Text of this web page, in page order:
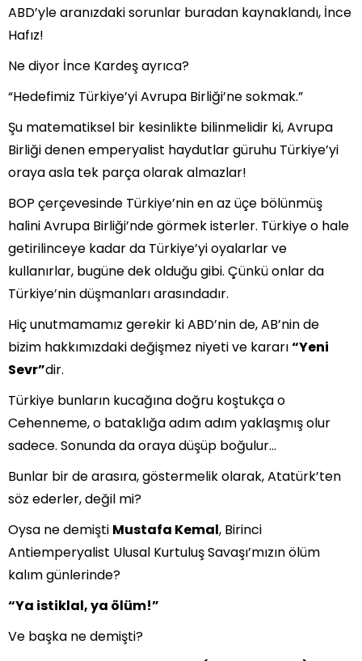
ABD’yle aranızdaki sorunlar buradan kaynaklandı, İnce
Hafız!
Ne diyor İnce Kardeş ayrıca?
“Hedefimiz Türkiye’yi Avrupa Birliği’ne sokmak.”
Şu matematiksel bir kesinlikte bilinmelidir ki, Avrupa
Birliği denen emperyalist haydutlar güruhu Türkiye’yi
oraya asla tek parça olarak almazlar!
BOP çerçevesinde Türkiye’nin en az üçe bölünmüş
halini Avrupa Birliği’nde görmek isterler. Türkiye o hale
getirilinceye kadar da Türkiye’yi oyalarlar ve
kullanırlar, bugüne dek olduğu gibi. Çünkü onlar da
Türkiye’nin düşmanları arasındadır.
Hiç unutmamamız gerekir ki ABD’nin de, AB’nin de
bizim hakkımızdaki değişmez niyeti ve kararı“Yeni
Sevr”dir.
Türkiye bunların kucağına doğru koştukça o
Cehenneme, o bataklığa adım adım yaklaşmış olur
sadece. Sonunda da oraya düşüp boğulur…
Bunlar bir de arasıra, göstermelik olarak, Atatürk’ten
söz ederler, değil mi?
Oysa ne demişti Mustafa Kemal, Birinci
Antiemperyalist Ulusal Kurtuluş Savaşı’mızın ölüm
kalım günlerinde?
“Ya istiklal, ya ölüm!”
Ve başka ne demişti?